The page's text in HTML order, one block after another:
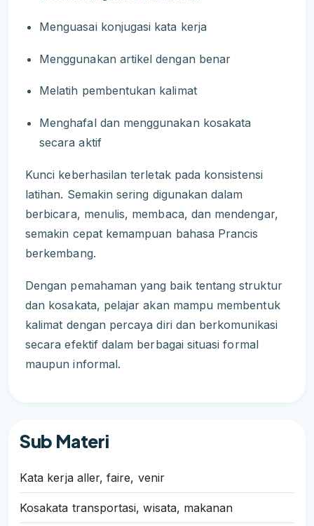
Menguasai konjugasi kata kerja
Menggunakan artikel dengan benar
Melatih pembentukan kalimat
Menghafal dan menggunakan kosakata
secara aktif
Kunci keberhasilan terletak pada konsistensi
latihan. Semakin sering digunakan dalam
berbicara, menulis, membaca, dan mendengar,
semakin cepat kemampuan bahasa Prancis
berkembang.
Dengan pemahaman yang baik tentang struktur
dan kosakata, pelajar akan mampu membentuk
kalimat dengan percaya diri dan berkomunikasi
secara efektif dalam berbagai situasi formal
maupun informal.
Sub Materi
Kata kerja aller, faire, venir
Kosakata transportasi, wisata, makanan